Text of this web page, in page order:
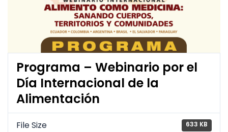
Programa – Webinario por el
Día Internacional de la
Alimentación
File Size 633 KB